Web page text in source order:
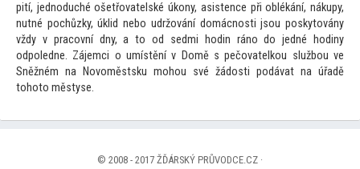
pití, jednoduché ošetřovatelské úkony, asistence při oblékání, nákupy,
nutné pochůzky, úklid nebo udržování domácnosti jsou poskytovány
vždy v pracovní dny, ato od sedmi hodin ráno do jedné hodiny
odpoledne. Zájemci o umístění v Domě s pečovatelkou službou ve
Sněžném na Novoměstsku mohou své žádosti podávat na úřadě
tohoto městyse.
© 2008 - 2017 ŽĎÁRSKÝ PRŮVODCE.CZ ·